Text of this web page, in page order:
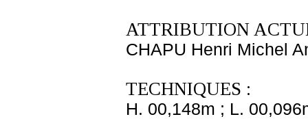
ATTRIBUTION
CHAPU Henri Michel
TECHNIQUES :
H. 00,148m ; L.